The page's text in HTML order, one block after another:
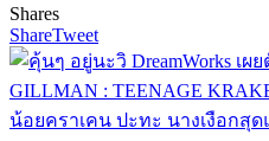
Shares
ShareTweet